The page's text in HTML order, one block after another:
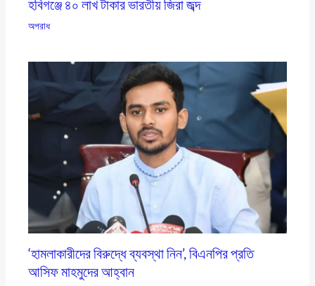
হবিগঞ্জে ৪০ লাখ টাকার ভারতীয় জিরা জব্দ
অপরাধ
‘হামলাকারীদের বিরুদ্ধে ব্যবস্থা নিন’, বিএনপির প্রতি
আসিফ মাহমুদের আহ্বান